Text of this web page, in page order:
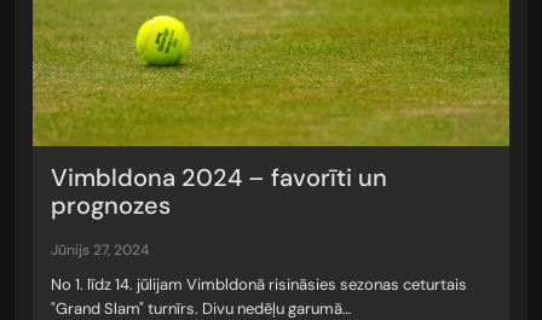
Vimbldona 2024 – favorīti un
prognozes
jūnijs 27, 2024
No 1. līdz 14. jūlijam Vimbldonā risināsies sezonas ceturtais
"Grand Slam" turnīrs. Divu nedēļu garumā…